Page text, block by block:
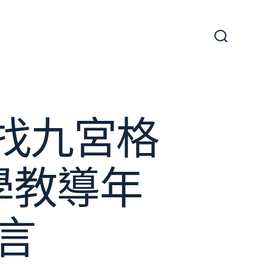
九宮格
導年